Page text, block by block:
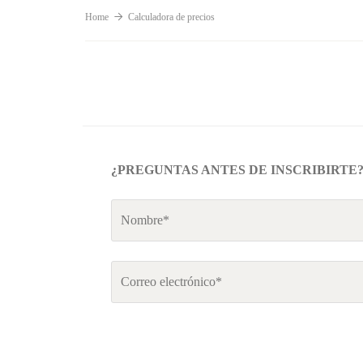
Home Calculadora de precios
¿PREGUNTAS ANTES DE INSCRIBIRTE?